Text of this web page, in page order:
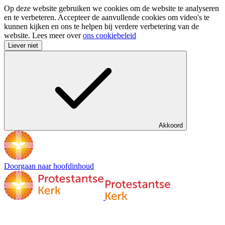
Op deze website gebruiken we cookies om de website te analyseren
en te verbeteren. Accepteer de aanvullende cookies om video's te
kunnen kijken en ons te helpen bij verdere verbetering van de
website. Lees meer overons cookiebeleid
Liever niet
Akkoord
Doorgaan naar hoofdinhoud